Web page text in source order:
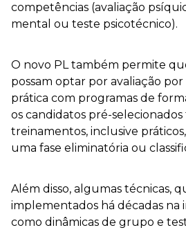
competências (avaliação
mental ou teste psicotécnico).
O novo PL também permite
possam optar por avaliação
prática com programas de
os candidatos pré-selecionados
treinamentos, inclusive
uma fase eliminatória ou
Além disso, algumas técnicas,
implementados há décadas na
como dinâmicas de grupo e